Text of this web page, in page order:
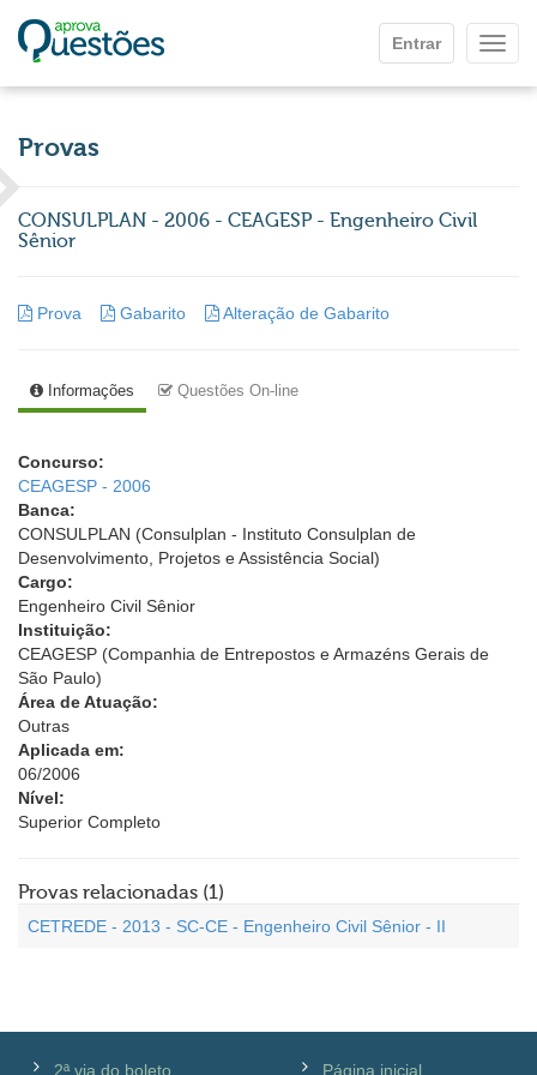
Entrar
Provas
CONSULPLAN - 2006 - CEAGESP - Engenheiro Civil
Sênior
Prova Gabarito Alteração de Gabarito
Informações Questões On-line
Concurso:
CEAGESP - 2006
Banca:
CONSULPLAN (Consulplan - Instituto Consulplan de
Desenvolvimento, Projetos e Assistência Social)
Cargo:
Engenheiro Civil Sênior
Instituição:
CEAGESP (Companhia de Entrepostos e Armazéns Gerais de
São Paulo)
Área de Atuação:
Outras
Aplicada em:
06/2006
Nível:
Superior Completo
Provas relacionadas (1)
CETREDE - 2013 - SC-CE - Engenheiro Civil Sênior - II
2ª via do boleto Página inicial